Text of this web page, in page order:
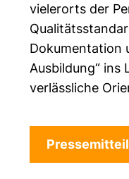
vielerorts der
Dokumentation
Ausbildung“ ins
verlässliche